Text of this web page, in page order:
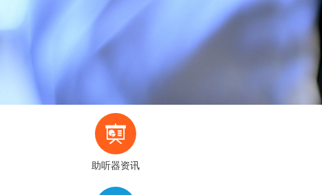
助听器资讯